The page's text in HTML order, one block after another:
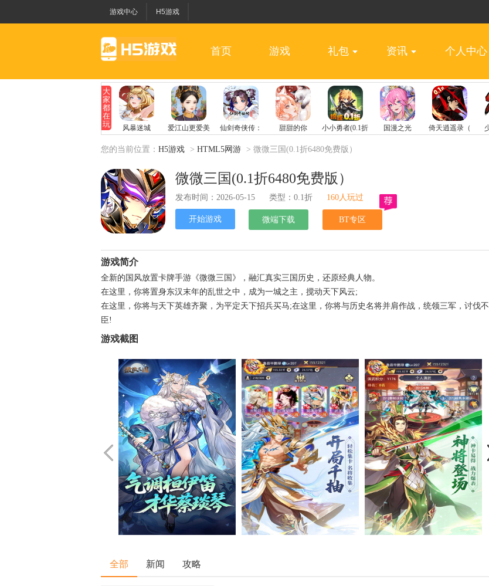
游戏中心 H5游戏
首页 游戏 礼包 资讯 个人中心
您的当前位置： H5游戏 > HTML5网游 > 微微三国(0.1折6480免费版）
微微三国(0.1折6480免费版）
发布时间：2026-05-15 类型：0.1折 160人玩过
开始游戏 微端下载 BT专区
游戏简介
全新的国风放置卡牌手游《微微三国》，融汇真实三国历史，还原经典人物。
在这里，你将置身东汉末年的乱世之中，成为一城之主，搅动天下风云;
在这里，你将与天下英雄齐聚，为平定天下招兵买马;在这里，你将与历史名将并肩作战，统领三军，讨伐不
臣!
游戏截图
全部 新闻 攻略